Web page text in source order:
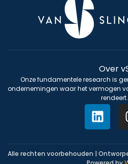
Over
Onze fundamentele research is
ondernemingen waar het vermogen
rendeert.
Alle rechten voorbehouden |